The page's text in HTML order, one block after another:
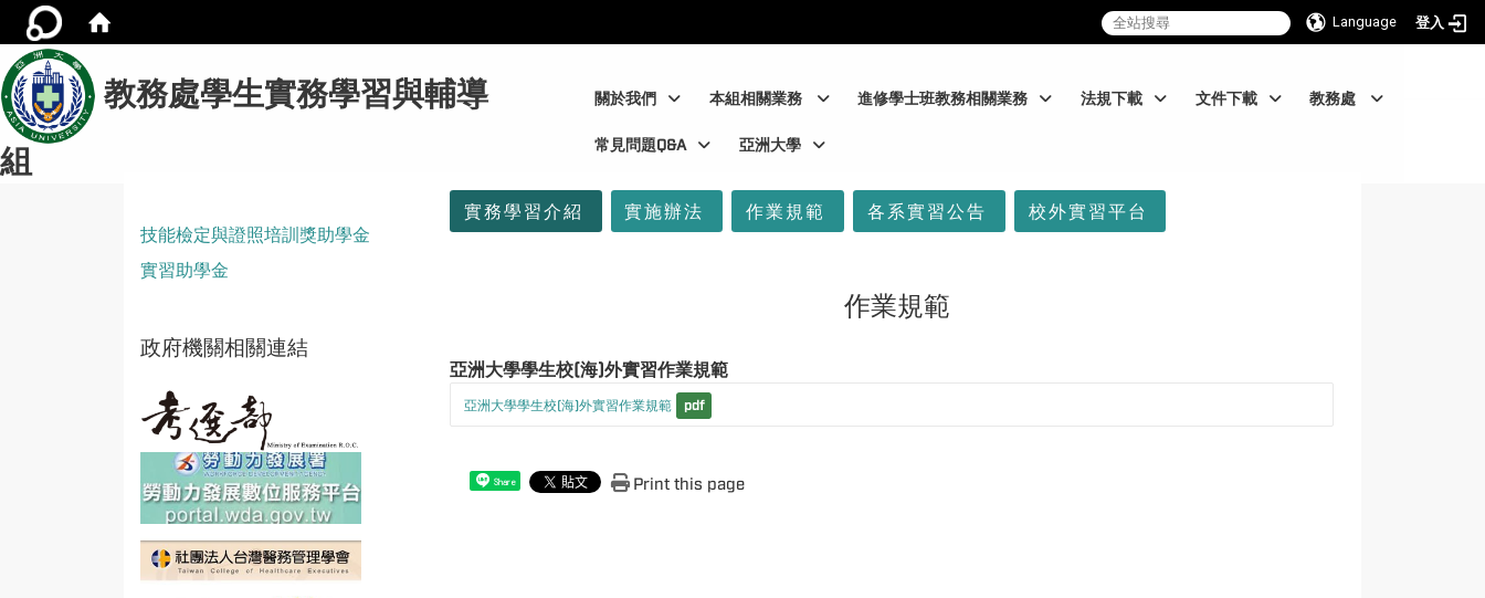
Language 登入
關於我們 本組相關業務 進修學士班教務相關業務 法規下載 文件下載 教務處
常見問題Q&A 亞洲大學
教務處學生實務學習與輔導
組
技能檢定與證照培訓獎助學金
實習助學金
政府機關相關連結
:::
實務學習介紹
實施辦法 作業規範 各系實習公告 校外實習平台
作業規範
亞洲大學學生校(海)外實習作業規範
亞洲大學學生校(海)外實習作業規範 pdf
Share Print this page